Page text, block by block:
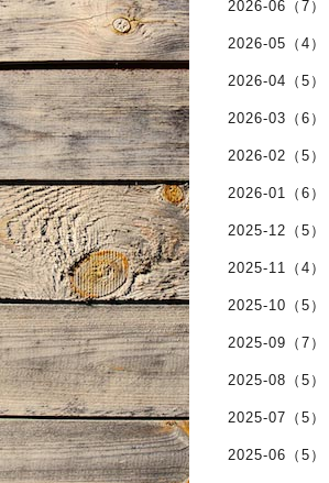
2026-06（7）
2026-05（4）
2026-04（5）
2026-03（6）
2026-02（5）
2026-01（6）
2025-12（5）
2025-11（4）
2025-10（5）
2025-09（7）
2025-08（5）
2025-07（5）
2025-06（5）